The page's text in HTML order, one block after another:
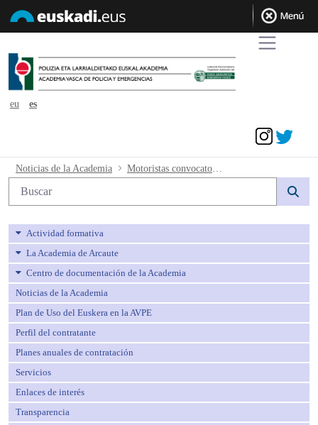
eu
es
Motoristas convocatoria prueba de
Noticias de la Academia
Búsqueda web
Actividad formativa
La Academia de Arcaute
Centro de documentación de la Academia
Noticias de la Academia
Plan de Uso del Euskera en la AVPE
Perfil del contratante
Planes anuales de contratación
Servicios
Enlaces de interés
Transparencia